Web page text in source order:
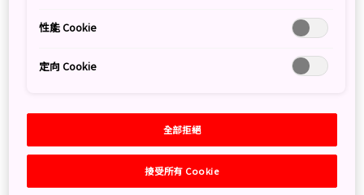
性能 Cookie
定向 Cookie
全部拒絕
接受所有 Cookie